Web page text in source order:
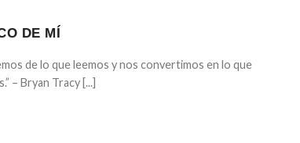
DE MÍ
de lo que leemos y nos convertimos en lo que
– Bryan Tracy [...]